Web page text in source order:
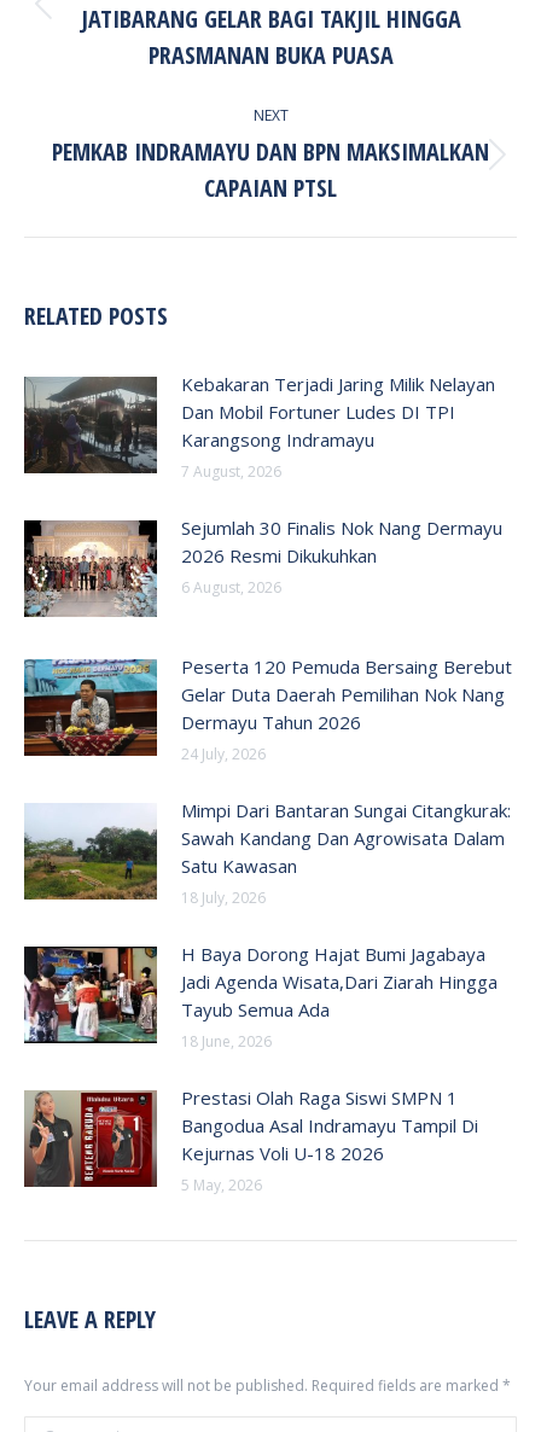
Previous
post:
JATIBARANG GELAR BAGI TAKJIL HINGGA
PRASMANAN BUKA PUASA
NEXT
Next
post:
PEMKAB INDRAMAYU DAN BPN MAKSIMALKAN
CAPAIAN PTSL
RELATED POSTS
Kebakaran Terjadi Jaring Milik Nelayan
Dan Mobil Fortuner Ludes DI TPI
Karangsong Indramayu
7 August, 2026
Sejumlah 30 Finalis Nok Nang Dermayu
2026 Resmi Dikukuhkan
6 August, 2026
Peserta 120 Pemuda Bersaing Berebut
Gelar Duta Daerah Pemilihan Nok Nang
Dermayu Tahun 2026
24 July, 2026
Mimpi Dari Bantaran Sungai Citangkurak:
Sawah Kandang Dan Agrowisata Dalam
Satu Kawasan
18 July, 2026
H Baya Dorong Hajat Bumi Jagabaya
Jadi Agenda Wisata,Dari Ziarah Hingga
Tayub Semua Ada
18 June, 2026
Prestasi Olah Raga Siswi SMPN 1
Bangodua Asal Indramayu Tampil Di
Kejurnas Voli U-18 2026
5 May, 2026
LEAVE A REPLY
Your email address will not be published. Required fields are marked *